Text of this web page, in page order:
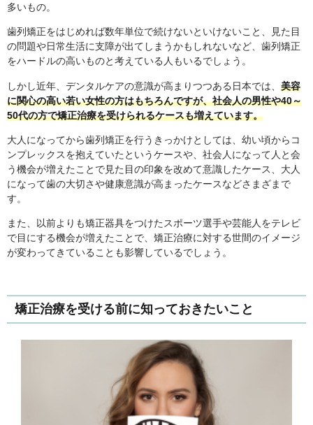
多いもの。
歯列矯正をはじめれば数年単位で続けないといけないこと、見た目
の問題や日常生活に支障が出てしまうかもしれないなど、歯列矯正
をハードルの高いものと考えている人もいるでしょう。
しかし近年、デンタルケアの意識が高まりつつある日本では、 美容
に関心の高い若い女性の方はもちろんですが、社会人の男性や40～
50代の方で矯正治療を受けられるケースも増えています。
大人になってから歯列矯正を行うきっかけとしては、幼い頃からコ
ンプレックスを抱えていたというケースや、社会人になって人と会
う機会が増えたことで見た目の印象を改めて意識したケース、大人
になって歯の大切さや健康意識が高まったケースなどさまざまで
す。
また、以前よりも矯正器具をつけたスポーツ選手や芸能人をテレビ
で目にする機会が増えたことで、矯正治療に対する世間のイメージ
が変わってきていることも影響しているでしょう。
矯正治療を受ける前に知っておきたいこと